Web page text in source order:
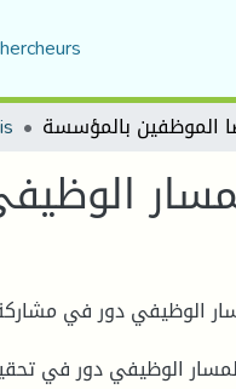
الوظيفي دور في
الوظيفي دور في